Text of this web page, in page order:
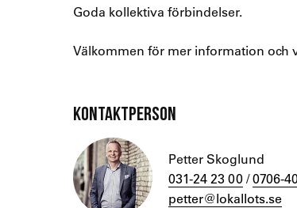
Goda kollektiva förbindelser.
Välkommen för mer information och
KONTAKTPERSON
Petter Skoglund
031-24 23 00/0706-
petter@lokallots.se